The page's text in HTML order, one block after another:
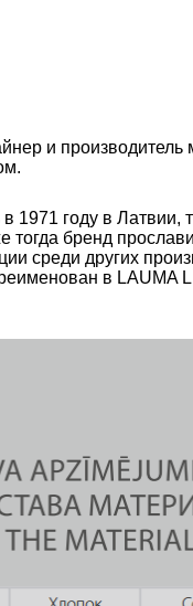
и
1971 году в
бренд
среди других
в LAUMA